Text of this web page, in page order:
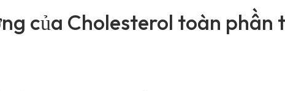
của Cholesterol toàn phần